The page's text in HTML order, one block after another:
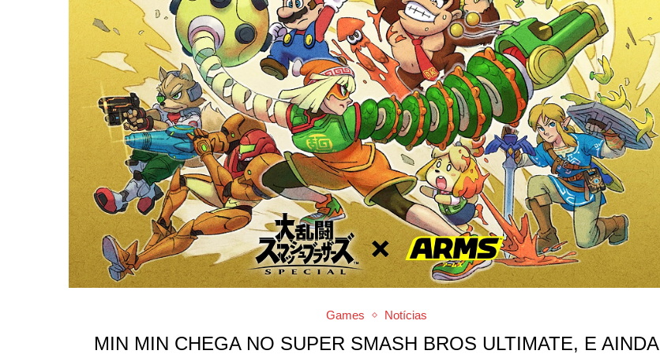
Games Notícias
MIN MIN CHEGA NO SUPER SMASH BROS ULTIMATE, E AINDA